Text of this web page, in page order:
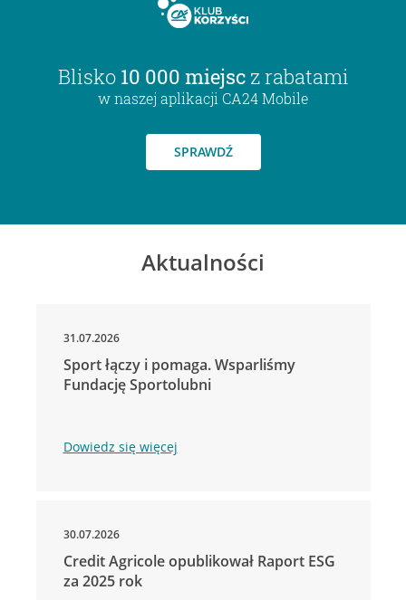
Blisko 10 000 miejsc z rabatami
w naszej aplikacji CA24 Mobile
SPRAWDŹ
Aktualności
31.07.2026
Sport łączy i pomaga. Wsparliśmy
Fundację Sportolubni
Dowiedz się więcej
30.07.2026
Credit Agricole opublikował Raport ESG
za 2025 rok